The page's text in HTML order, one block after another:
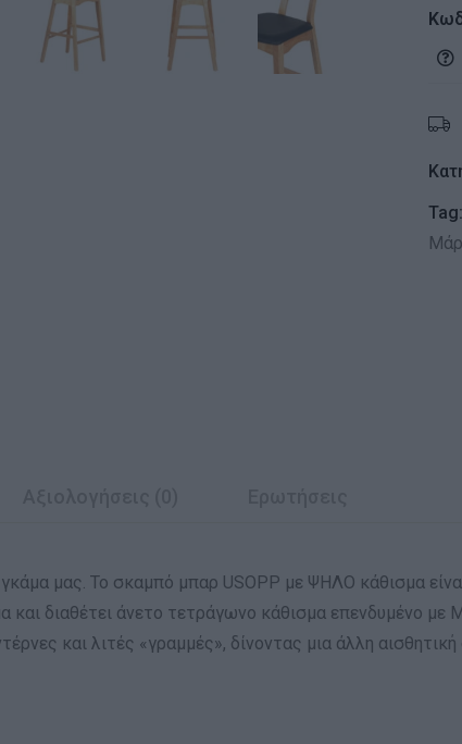
Tag:
μας. Το σκαμπό μπαρ USOPP με ΨΗΛΟ κάθισμα
διαθέτει άνετο τετράγωνο κάθισμα επενδυμένο
και λιτές «γραμμές», δίνοντας μια άλλη